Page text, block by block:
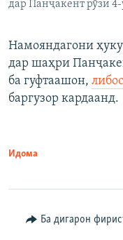
дар Панҷакент рӯзи
Намояндагони
дар шаҳри
ба гуфтаашон,
баргузор кардаанд.
Идома
Ба дигарон